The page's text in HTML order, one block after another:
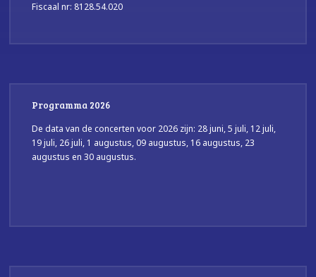
Fiscaal nr: 8128.54.020
Programma 2026
De data van de concerten voor 2026 zijn: 28 juni, 5 juli, 12 juli,
19 juli, 26 juli, 1 augustus, 09 augustus, 16 augustus, 23
augustus en 30 augustus.